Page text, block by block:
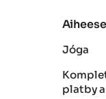
Jóga
platby